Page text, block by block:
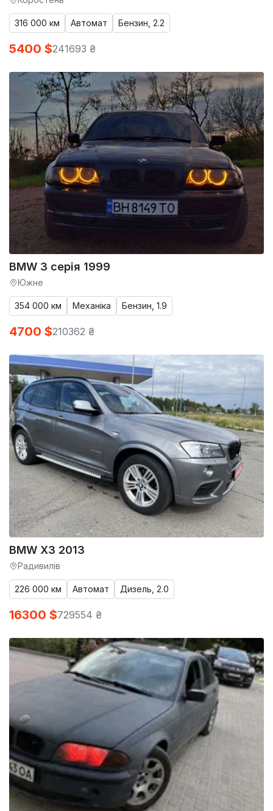
316 000 км Автомат Бензин, 2.2
5400 $241693 ₴
BMW 3 серія 1999
Южне
354 000 км Механіка Бензин, 1.9
4700 $210362 ₴
BMW X3 2013
Радивилів
226 000 км Автомат Дизель, 2.0
16300 $729554 ₴